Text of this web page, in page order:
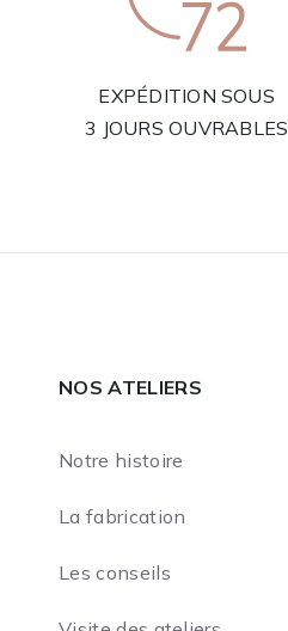
EXPÉDITION SOUS
3 JOURS OUVRABLES
NOS ATELIERS
Notre histoire
La fabrication
Les conseils